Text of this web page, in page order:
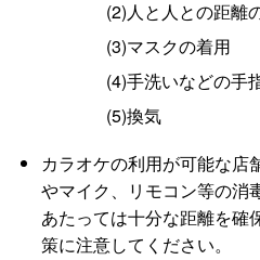
(2)人と人との距離
(3)マスクの着用
(4)手洗いなどの手
(5)換気
カラオケの利用が可能な店
やマイク、リモコン等の消
あたっては十分な距離を確
策に注意してください。